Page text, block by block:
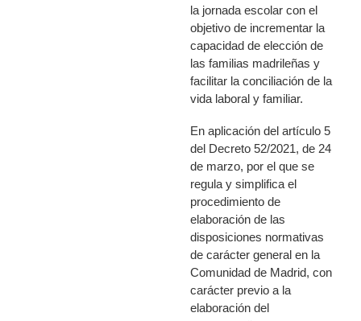
la jornada escolar con el
objetivo de incrementar la
capacidad de elección de
las familias madrileñas y
facilitar la conciliación de la
vida laboral y familiar.
En aplicación del artículo 5
del Decreto 52/2021, de 24
de marzo, por el que se
regula y simplifica el
procedimiento de
elaboración de las
disposiciones normativas
de carácter general en la
Comunidad de Madrid, con
carácter previo a la
elaboración del